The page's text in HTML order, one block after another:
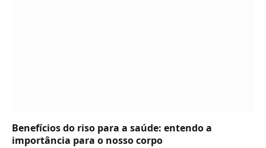
Benefícios do riso para a saúde: entendo a
importância para o nosso corpo